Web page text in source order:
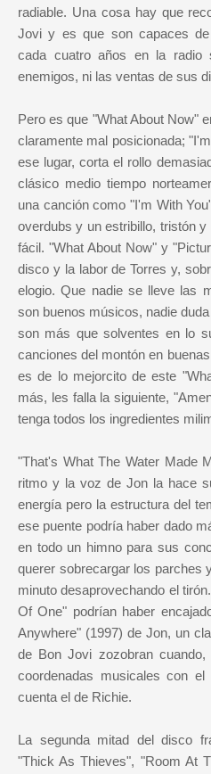
radiable. Una cosa hay que
Jovi y es que son capaces
cada cuatro años en la
enemigos, ni las ventas de sus
Pero es que "What About Now"
claramente mal posicionada;
ese lugar, corta el rollo
clásico medio tiempo
una canción como "I'm With
overdubs y un estribillo, tristón
fácil. "What About Now" y
disco y la labor de Torres y,
elogio. Que nadie se lleve las
son buenos músicos, nadie
son más que solventes en lo
canciones del montón en
es de lo mejorcito de este
más, les falla la siguiente,
tenga todos los ingredientes
"That's What The Water Made
ritmo y la voz de Jon la hace
energía pero la estructura del
ese puente podría haber dado
en todo un himno para sus
querer sobrecargar los parches
minuto desaprovechando el
Of One" podrían haber
Anywhere" (1997) de Jon, un
de Bon Jovi zozobran cuando,
coordenadas musicales con
cuenta el de Richie.
La segunda mitad del disco
"Thick As Thieves", "Room At